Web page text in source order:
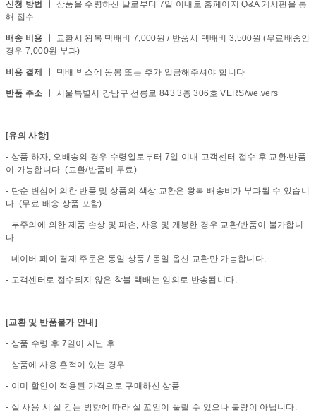
신청 방법 ㅣ 상품을 수령하신 날로부터 7일 이내로 홈페이지 Q&A 게시판을 통
해 접수
배송 비용 ㅣ 교환시 왕복 택배비 7,000원 / 반품시 택배비 3,500원 (무료배송인
경우 7,000원 부과)
비용 결제 ㅣ 택배 박스에 동봉 또는 추가 입금해주셔야 합니다
반품 주소 ㅣ 서울특별시 강남구 선릉로 843 3층 306호 VERS/we.vers
[유의 사항]
- 상품 하자, 오배송의 경우 수령일로부터 7일 이내 고객센터 접수 후 교환∙반품
이 가능합니다. (교환/반품비 무료)
- 단순 변심에 의한 반품 및 상품의 색상 교환은 왕복 배송비가 부과될 수 있습니
다. (무료 배송 상품 포함)
- 부주의에 의한 제품 손상 및 파손, 사용 및 개봉한 경우 교환/반품이 불가합니
다.
- 네이버 페이 결제 주문은 동일 상품 / 동일 옵션 교환만 가능합니다.
- 고객센터로 접수되지 않은 착불 택배는 임의로 반송됩니다.
[교환 및 반품불가 안내]
- 상품 수령 후 7일이 지난 후
- 상품에 사용 흔적이 있는 경우
- 이미 할인이 적용된 가격으로 구매하신 상품
- 실 사용 시 실 감는 방향에 따라 실 꼬임이 풀릴 수 있으나 불량이 아닙니다.